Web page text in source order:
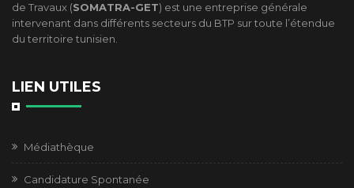
de Travaux (SOMATRA-GET) est une entreprise générale
intervenant dans différents secteurs du BTP sur toute l’étendue
du territoire tunisien.
LIEN UTILES
Médiathèque
Candidature Spontanée